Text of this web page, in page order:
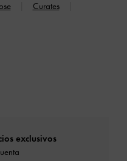
Curates
exclusivos